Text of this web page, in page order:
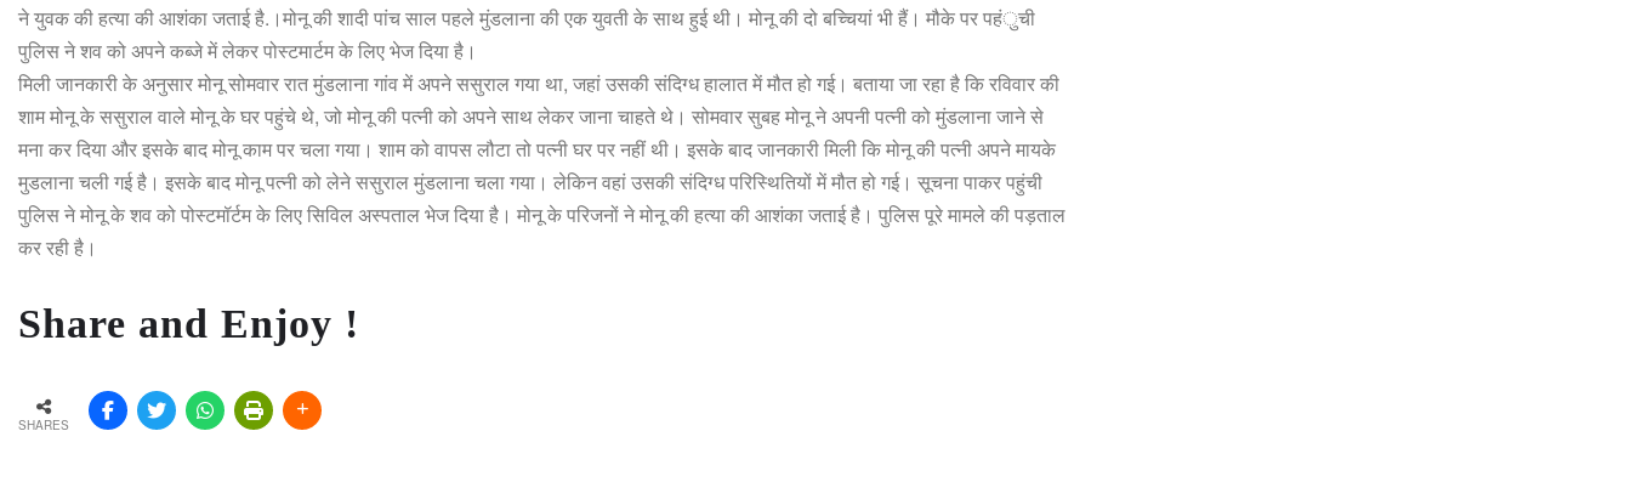
ने युवक की हत्या की आशंका जताई है.।मोनू की शादी पांच साल पहले मुंडलाना की एक युवती के साथ हुई थी। मोनू की दो बच्चियां भी हैं। मौके पर पहंुची
पुलिस ने शव को अपने कब्जे में लेकर पोस्टमार्टम के लिए भेज दिया है।
मिली जानकारी के अनुसार मोनू सोमवार रात मुंडलाना गांव में अपने ससुराल गया था, जहां उसकी संदिग्ध हालात में मौत हो गई। बताया जा रहा है कि रविवार की
शाम मोनू के ससुराल वाले मोनू के घर पहुंचे थे, जो मोनू की पत्नी को अपने साथ लेकर जाना चाहते थे। सोमवार सुबह मोनू ने अपनी पत्नी को मुंडलाना जाने से
मना कर दिया और इसके बाद मोनू काम पर चला गया। शाम को वापस लौटा तो पत्नी घर पर नहीं थी। इसके बाद जानकारी मिली कि मोनू की पत्नी अपने मायके
मुडलाना चली गई है। इसके बाद मोनू पत्नी को लेने ससुराल मुंडलाना चला गया। लेकिन वहां उसकी संदिग्ध परिस्थितियों में मौत हो गई। सूचना पाकर पहुंची
पुलिस ने मोनू के शव को पोस्टमॉर्टम के लिए सिविल अस्पताल भेज दिया है। मोनू के परिजनों ने मोनू की हत्या की आशंका जताई है। पुलिस पूरे मामले की पड़ताल
कर रही है।
Share and Enjoy !
SHARES